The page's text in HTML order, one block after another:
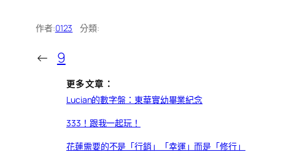
作者:0123 分類:
← 9
更多文章：
Lucian的數字盤：東華實幼畢業紀念
333！跟我一起玩！
花蓮需要的不是「行銷」「幸運」而是「修行」